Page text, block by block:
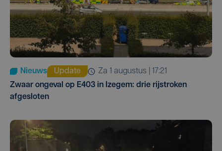
Nieuws Update
za 1 augustus | 17:21
Zwaar ongeval op E403 in Izegem: drie rijstroken
afgesloten